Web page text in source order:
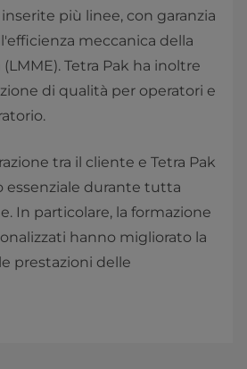
più linee, con garanzia
meccanica della
Tetra Pak ha inoltre
di qualità per operatori e
tra il cliente e Tetra Pak
essenziale durante tutta
In particolare, la formazione
hanno migliorato la
prestazioni delle